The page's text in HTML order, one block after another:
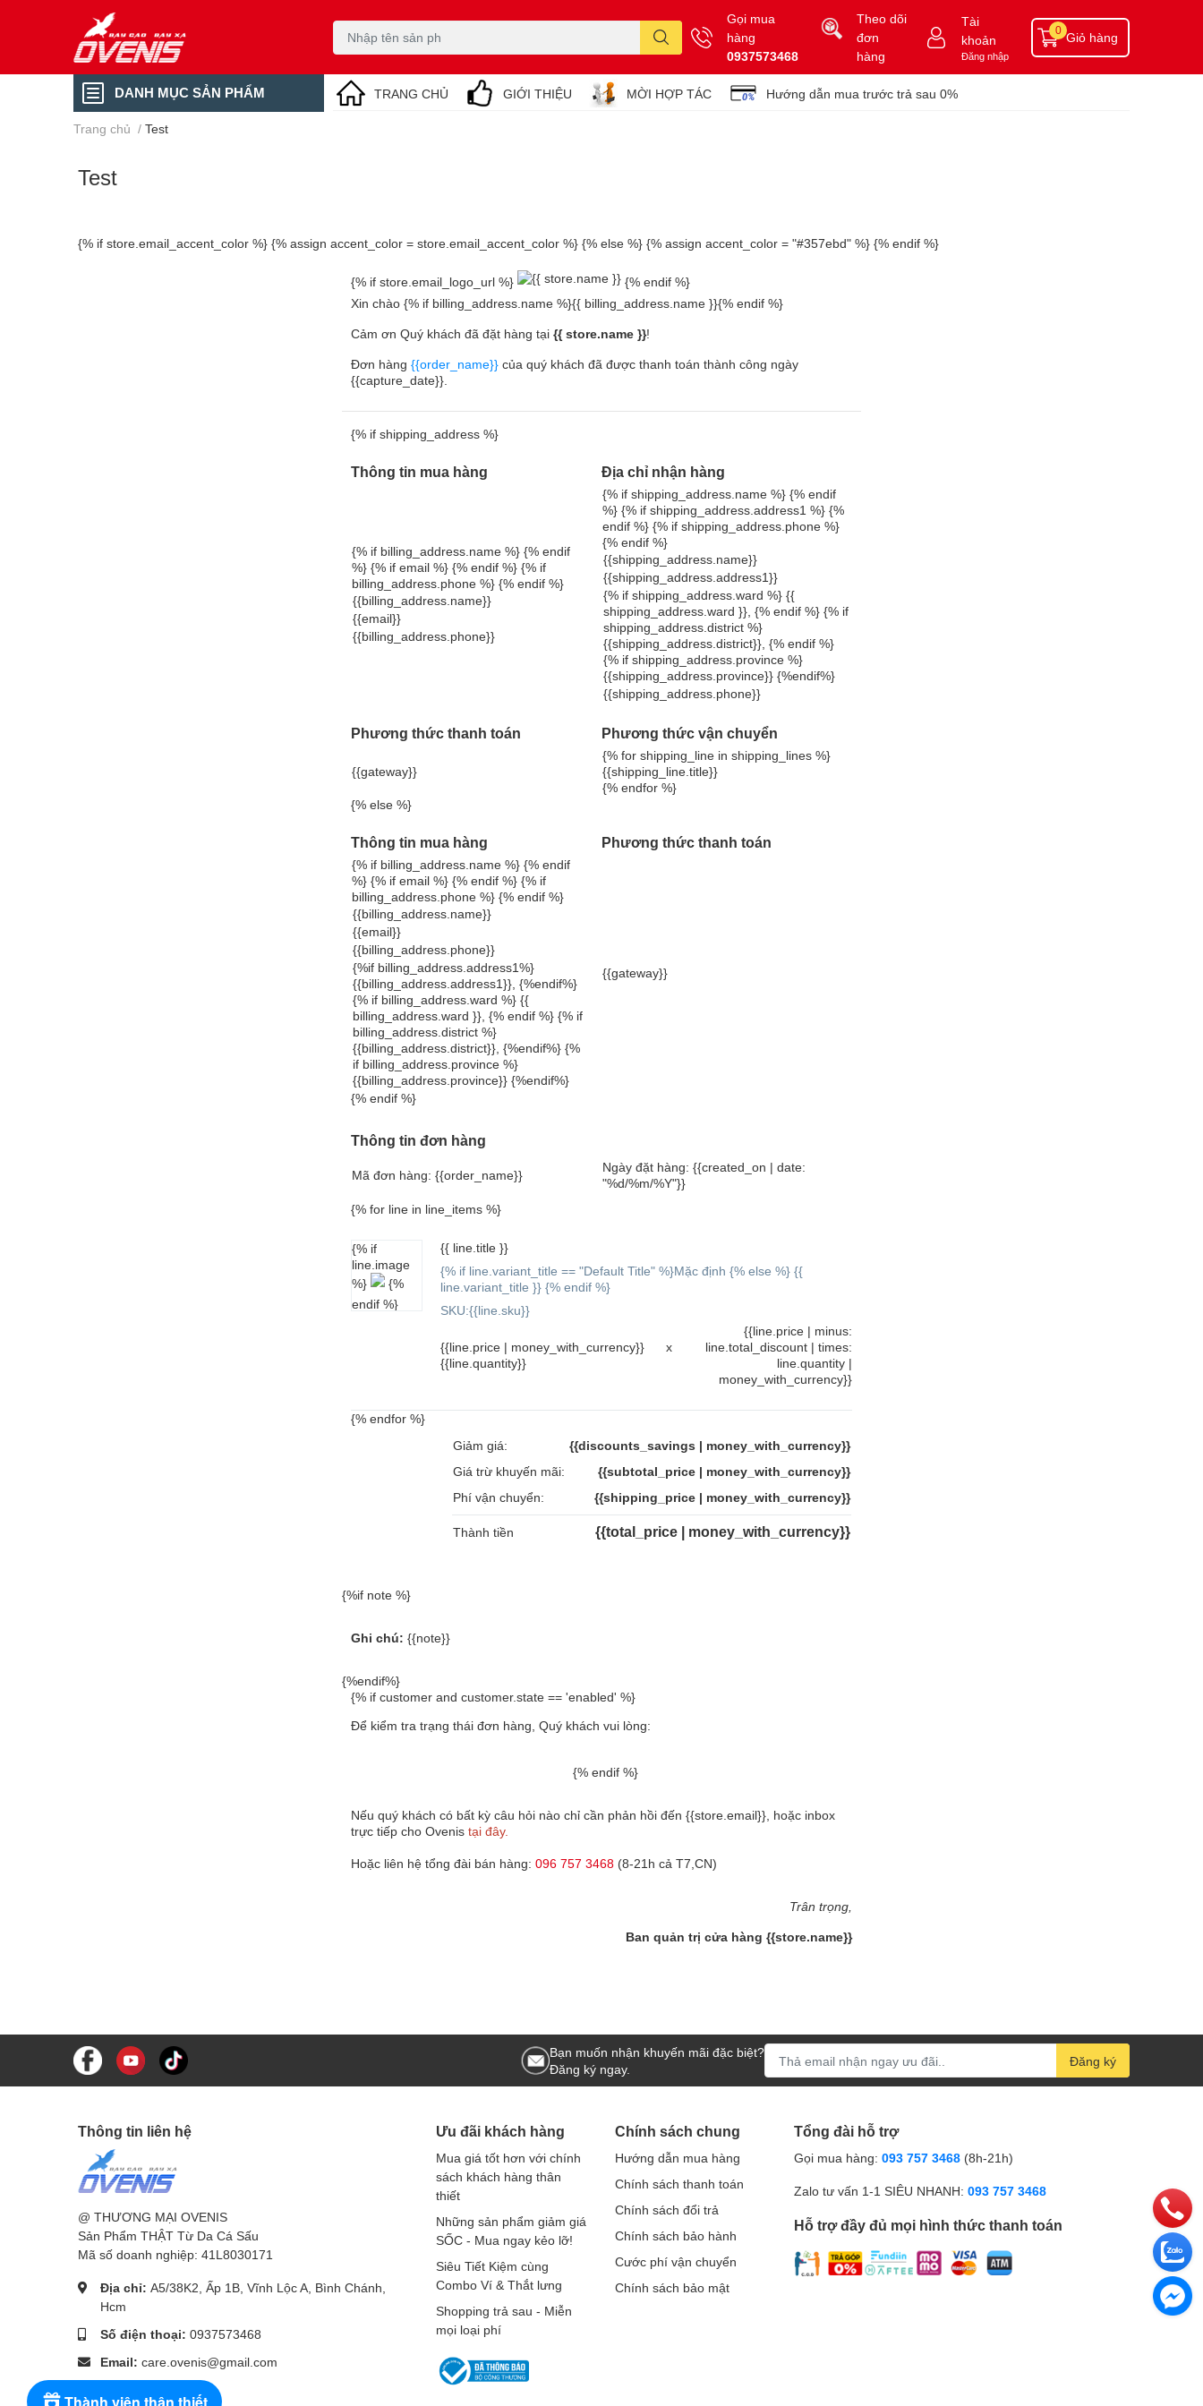
Gọi mua
hàng
0937573468
Theo dõi
đơn
hàng
Tài
khoản
Đăng nhập
Giỏ hàng
0
DANH MỤC SẢN PHẨM TRANG CHỦ GIỚI THIỆU MỜI HỢP TÁC Hướng dẫn mua trước trả sau 0%
Trang chủ / Test
Test
{% if store.email_accent_color %} {% assign accent_color = store.email_accent_color %} {% else %} {% assign accent_color = "#357ebd" %} {% endif %}
{% if store.email_logo_url %}
{% endif %}
Xin chào {% if billing_address.name %}{{ billing_address.name }}{% endif %}
Cảm ơn Quý khách đã đặt hàng tại {{ store.name }}!
Đơn hàng {{order_name}} của quý khách đã được thanh toán thành công ngày
{{capture_date}}.
{% if shipping_address %}
Thông tin mua hàng Địa chỉ nhận hàng
{% if billing_address.name %} {% endif
%} {% if email %} {% endif %} {% if
billing_address.phone %} {% endif %}
{{billing_address.name}}
{{email}}
{{billing_address.phone}}
{% if shipping_address.name %} {% endif
%} {% if shipping_address.address1 %} {%
endif %} {% if shipping_address.phone %}
{% endif %}
{{shipping_address.name}}
{{shipping_address.address1}}
{% if shipping_address.ward %} {{
shipping_address.ward }}, {% endif %} {% if
shipping_address.district %}
{{shipping_address.district}}, {% endif %}
{% if shipping_address.province %}
{{shipping_address.province}} {%endif%}
{{shipping_address.phone}}
Phương thức thanh toán Phương thức vận chuyển
{{gateway}}
{% for shipping_line in shipping_lines %}
{{shipping_line.title}}
{% endfor %}
{% else %}
Thông tin mua hàng Phương thức thanh toán
{% if billing_address.name %} {% endif
%} {% if email %} {% endif %} {% if
billing_address.phone %} {% endif %}
{{billing_address.name}}
{{email}}
{{billing_address.phone}}
{%if billing_address.address1%}
{{billing_address.address1}}, {%endif%}
{% if billing_address.ward %} {{
billing_address.ward }}, {% endif %} {% if
billing_address.district %}
{{billing_address.district}}, {%endif%} {%
if billing_address.province %}
{{billing_address.province}} {%endif%}
{{gateway}}
{% endif %}
Thông tin đơn hàng
Mã đơn hàng: {{order_name}}
Ngày đặt hàng: {{created_on | date:
"%d/%m/%Y"}}
{% for line in line_items %}
{% if
line.image
%}
{%
endif %}
{{ line.title }}
{% if line.variant_title == "Default Title" %}Mặc định {% else %} {{
line.variant_title }} {% endif %}
SKU:{{line.sku}}
{{line.price | money_with_currency}}
x
{{line.quantity}}
{{line.price | minus:
line.total_discount | times:
line.quantity |
money_with_currency}}
{% endfor %}
Giảm giá:
{{discounts_savings | money_with_currency}}
Giá trừ khuyến mãi:
{{subtotal_price | money_with_currency}}
Phí vận chuyển:
{{shipping_price | money_with_currency}}
Thành tiền {{total_price | money_with_currency}}
{%if note %}
Ghi chú: {{note}}
{%endif%}
{% if customer and customer.state == 'enabled' %}
Để kiểm tra trạng thái đơn hàng, Quý khách vui lòng:
{% endif %}
Nếu quý khách có bất kỳ câu hỏi nào chỉ cần phản hồi đến {{store.email}} , hoặc inbox
trực tiếp cho Ovenis tại đây.
Hoặc liên hệ tổng đài bán hàng: 096 757 3468 (8-21h cả T7,CN)
Trân trọng,
Ban quản trị cửa hàng {{store.name}}
Bạn muốn nhận khuyến mãi đặc biệt?
Đăng ký ngay.
Đăng ký
Thông tin liên hệ
@ THƯƠNG MẠI OVENIS
Sản Phẩm THẬT Từ Da Cá Sấu
Mã số doanh nghiệp: 41L8030171
Địa chỉ: A5/38K2, Ấp 1B, Vĩnh Lộc A, Bình Chánh,
Hcm
Số điện thoại: 0937573468
Email: care.ovenis@gmail.com
Ưu đãi khách hàng
Mua giá tốt hơn với chính
sách khách hàng thân
thiết
Những sản phẩm giảm giá
SỐC - Mua ngay kẻo lỡ!
Siêu Tiết Kiệm cùng
Combo Ví & Thắt lưng
Shopping trả sau - Miễn
mọi loại phí
Chính sách chung
Hướng dẫn mua hàng
Chính sách thanh toán
Chính sách đổi trả
Chính sách bảo hành
Cước phí vận chuyển
Chính sách bảo mật
Tổng đài hỗ trợ
Gọi mua hàng: 093 757 3468 (8h-21h)
Zalo tư vấn 1-1 SIÊU NHANH: 093 757 3468
Hỗ trợ đầy đủ mọi hình thức thanh toán
Thành viên thân thiết